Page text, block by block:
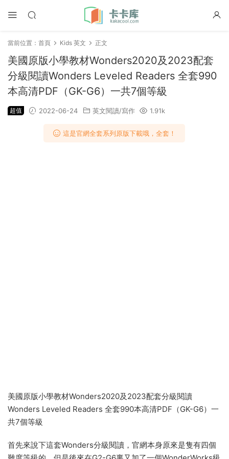
當前位置： 首頁 Kids 英文 正文
美國原版小學教材Wonders2020及2023配套
分級閱讀Wonders Leveled Readers 全套990
本高清PDF（GK-G6）一共7個等級
超值 2022-06-24 英文閱讀/寫作 1.91k
這是官網全套系列原版下載哦，全套！
美國原版小學教材Wonders2020及2023配套分級閱讀
Wonders Leveled Readers 全套990本高清PDF（GK-G6）一
共7個等級
首先來說下這套Wonders分級閱讀，官網本身原來是隻有四個